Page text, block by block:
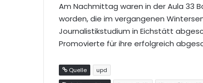
Am Nachmittag waren in der Aula 33
worden, die im vergangenen
Journalistikstudium in Eichstätt
Promovierte für ihre erfolgreich
Quelle
upd